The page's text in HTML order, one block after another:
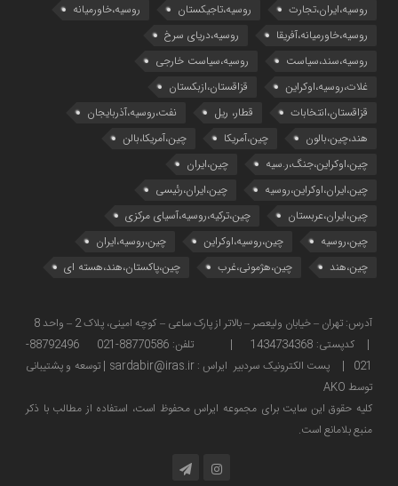
روسیه،ایران،تجارت
روسیه،تاجیکستان
روسیه،خاورمیانه
روسیه،خاورمیانه،آفریقا
روسیه،دریای سرخ
روسیه،سند،سیاست
روسیه،سیاست خارجی
غلات،روسیه،اوکراین
قزاقستان،ازبکستان
قزاقستان،انتخابات
قطار، ریل
نفت،روسیه،آذربایجان
هند،چین،بالون
چین،آمریکا
چین،آمریکا،بالن
چین،اوکراین،جنگ،ر.سیه
چین،ایران
چین،ایران،اوکراین،روسیه
چین،ایران،رئیسی
چین،ایران،عربستان
چین،ترکیه،روسیه،آسیای مرکزی
چین،روسیه
چین،روسیه،اوکراین
چین،روسیه،ایران
چین،هند
چین،هژمونی،غرب چین،پاکستان،هند،هسته ای
| کدپستی: 1434734368 | تلفن: 88770586-021 88792496-
021 | پست الکترونیک سردبیر ایراس : sardabir@iras.ir |
توسعه و پشتیبانی
توسط AKO
كليه حقوق این سایت برای مجموعه ایراس محفوظ است، استفاده از مطالب با ذكر
منبع بلامانع است.